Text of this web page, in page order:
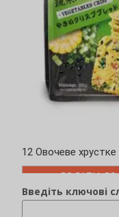
12 Овочеве хрустке
ДОДАТИ
Введіть ключові